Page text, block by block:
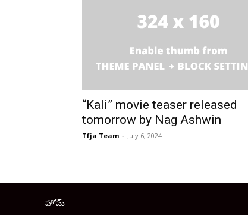
“Kali” movie teaser released
tomorrow by Nag Ashwin
Tfja Team - July 6, 2024
హోమ్